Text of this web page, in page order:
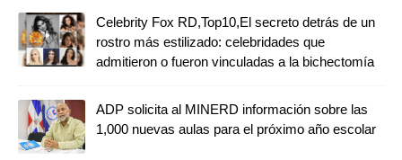
Celebrity Fox RD,Top10,El secreto detrás de un
rostro más estilizado: celebridades que
admitieron o fueron vinculadas a la bichectomía
ADP solicita al MINERD información sobre las
1,000 nuevas aulas para el próximo año escolar